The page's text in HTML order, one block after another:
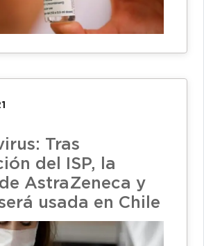
Tras
del ISP, la
AstraZeneca y
usada en Chile